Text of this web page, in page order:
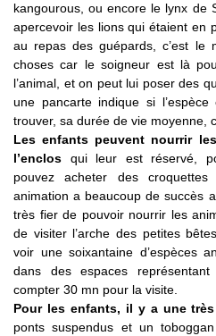
kangourous, ou encore le lynx de
apercevoir les lions qui étaient en
au repas des guépards, c’est le
choses car le soigneur est là
l’animal, et on peut lui poser des
une pancarte indique si
trouver, sa durée de vie moyenne,
Les enfants peuvent nourrir
l’enclos qui leur est réservé,
pouvez acheter des
animation a beaucoup de succès
très fier de pouvoir nourrir les
de visiter l’arche des petites
voir une soixantaine d’espèces
dans des espaces
compter 30 mn pour la visite.
Pour les enfants, il y a une
ponts suspendus et un